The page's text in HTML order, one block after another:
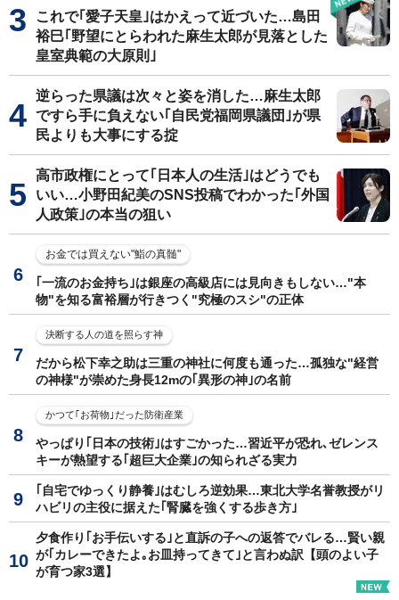
これで｢愛子天皇｣はかえって近づいた…島田
裕巳｢野望にとらわれた麻生太郎が見落とした
皇室典範の大原則｣
逆らった県議は次々と姿を消した…麻生太郎
ですら手に負えない｢自民党福岡県議団｣が県
民よりも大事にする掟
高市政権にとって｢日本人の生活｣はどうでも
いい…小野田紀美のSNS投稿でわかった｢外国
人政策｣の本当の狙い
お金では買えない"鮨の真髄"
｢一流のお金持ち｣は銀座の高級店には見向きもしない…"本
物"を知る富裕層が行きつく"究極のスシ"の正体
決断する人の道を照らす神
だから松下幸之助は三重の神社に何度も通った…孤独な"経営
の神様"が崇めた身長12mの｢異形の神｣の名前
かつて｢お荷物｣だった防衛産業
やっぱり｢日本の技術｣はすごかった…習近平が恐れ､ゼレンス
キーが熱望する｢超巨大企業｣の知られざる実力
｢自宅でゆっくり静養｣はむしろ逆効果…東北大学名誉教授がリ
ハビリの主役に据えた｢腎臓を強くする歩き方｣
夕食作り｢お手伝いする｣と直訴の子への返答でバレる…賢い親
が｢カレーできたよ｡お皿持ってきて｣と言わぬ訳【頭のよい子
が育つ家3選】